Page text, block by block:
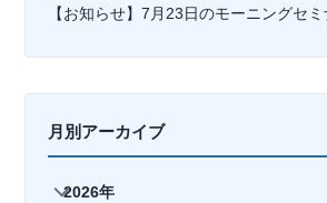
【お知らせ】7月23日のモーニングセ
月別アーカイブ
2026年